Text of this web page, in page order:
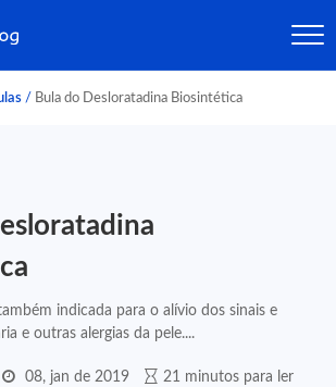
/ Bula do Desloratadina Biosintética
indicada para o alívio dos sinais e
e outras alergias da pele....
08, jan de 2019 21 minutos para ler